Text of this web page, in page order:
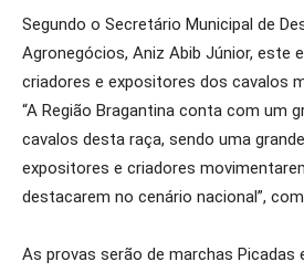
Segundo o Secretário Municipal de
Agronegócios, Aniz Abib Júnior, este
criadores e expositores dos cavalos
“A Região Bragantina conta com um
cavalos desta raça, sendo uma
expositores e criadores
destacarem no cenário nacional”,
As provas serão de marchas Picadas